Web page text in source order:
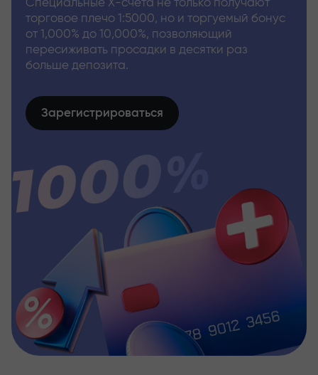
торговое плечо 1:5000, но и торгуемый бонус
от 1,000% до 10,000%, позволяющий
пересиживать просадки в десятки раз
больше депозита.
Зарегистрироваться